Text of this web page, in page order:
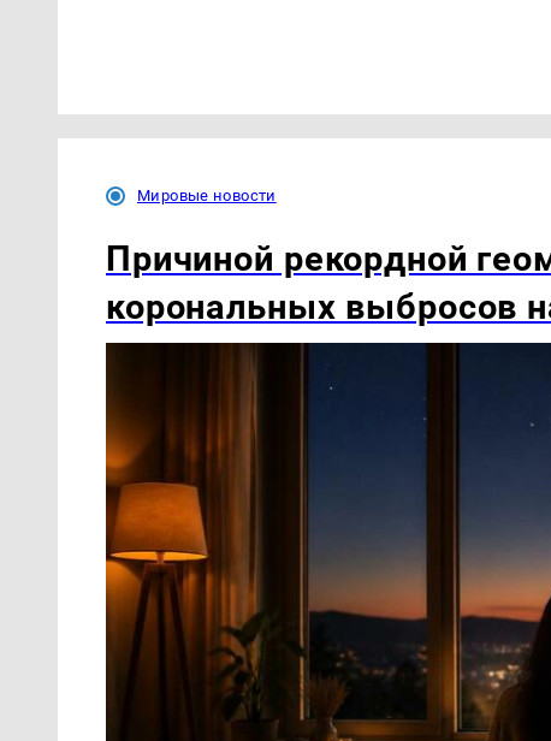
Мировые новости
Причиной рекордной
корональных выбросов